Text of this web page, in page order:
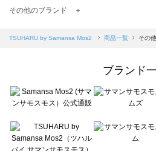
TSUHARU by Samansa Mos2（ツハルバイサマ
Samansa Mos2 blue（サマンサモスモス ブルー）
Te chichi（テチチ）の一覧
Te chichi CLASSIC（テチチ クラシック）の一覧
Lugnoncure（ルノンキュール）の一覧
BETTY'S BLUE（べティーズブルー）の一覧
その他のブランド ＋
TSUHARU by Samansa Mos2 商品一覧 その他
ブランド